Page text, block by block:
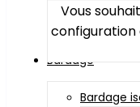
Vous
Bardage
Bardage